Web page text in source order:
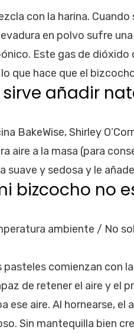
con la harina.
en polvo sufre
Este gas de
que hace que el
sirve añadir
BakeWise, Shirley
aire a la masa (para
suave y sedosa y le
bizcocho no
ambiente / No
pasteles comienzan con
de retener el aire y el
ese aire. Al hornearse,
Sin mantequilla bien